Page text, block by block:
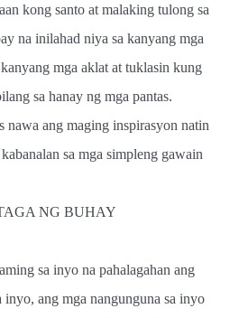
kong santo at malaking tulong sa
na inilahad niya sa kanyang mga
mga aklat at tuklasin kung
sa hanay ng mga pantas.
nawa ang maging inspirasyon natin
sa mga simpleng gawain
NG BUHAY
sa inyo na pahalagahan ang
inyo, ang mga nangunguna sa inyo